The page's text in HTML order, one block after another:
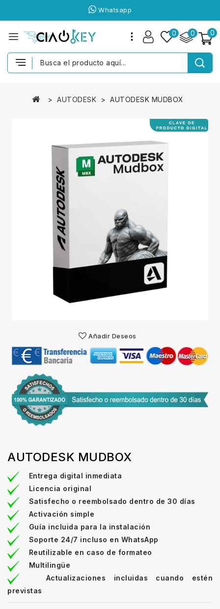
Whatsapp
0
0
0
AUTODESK AUTODESK MUDBOX
Añadir Deseos
AUTODESK MUDBOX
Entrega digital inmediata
Licencia original
Satisfecho o reembolsado dentro de 30 días
Activación simple
Guía incluida para la instalación
Soporte 24/7 incluso en WhatsApp
Reutilizable en caso de formateo
Multilingüe
Actualizaciones incluidas cuando estén
previstas